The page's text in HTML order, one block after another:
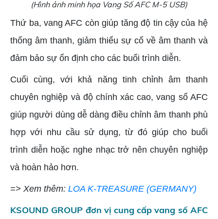
(Hình ảnh minh họa Vang Số AFC M-5 USB)
Thứ ba, vang AFC còn giúp tăng độ tin cậy của hệ
thống âm thanh, giảm thiểu sự cố về âm thanh và
đảm bảo sự ổn định cho các buổi trình diễn.
Cuối cùng, với khả năng tinh chỉnh âm thanh
chuyên nghiệp và độ chính xác cao, vang số AFC
giúp người dùng dễ dàng điều chỉnh âm thanh phù
hợp với nhu cầu sử dụng, từ đó giúp cho buổi
trình diễn hoặc nghe nhạc trở nên chuyên nghiệp
và hoàn hảo hơn.
=> Xem thêm:LOA K-TREASURE (GERMANY)
KSOUND GROUP đơn vị cung cấp vang số AFC